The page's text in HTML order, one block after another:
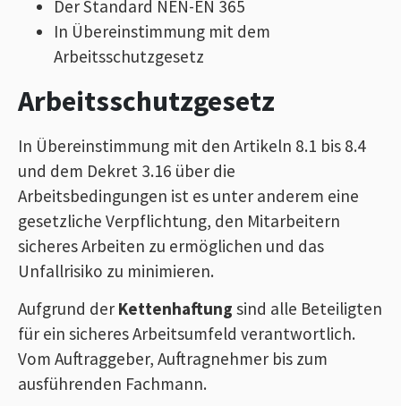
Der Standard NEN-EN 365
In Übereinstimmung mit dem
Arbeitsschutzgesetz
Arbeitsschutzgesetz
In Übereinstimmung mit den Artikeln 8.1 bis 8.4
und dem Dekret 3.16 über die
Arbeitsbedingungen ist es unter anderem eine
gesetzliche Verpflichtung, den Mitarbeitern
sicheres Arbeiten zu ermöglichen und das
Unfallrisiko zu minimieren.
Aufgrund der Kettenhaftung sind alle Beteiligten
für ein sicheres Arbeitsumfeld verantwortlich.
Vom Auftraggeber, Auftragnehmer bis zum
ausführenden Fachmann.